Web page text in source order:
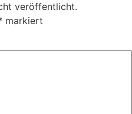
veröffentlicht.
markiert